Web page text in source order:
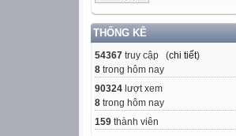
THỐNG KÊ
54367 truy cập (chi tiết)
8 trong hôm nay
90324 lượt xem
8 trong hôm nay
159 thành viên